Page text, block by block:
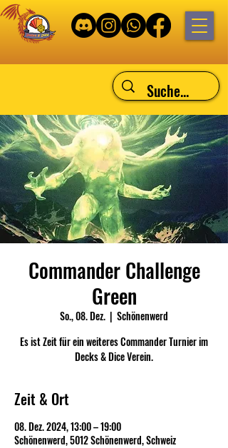
Commander Challenge
Green
So., 08. Dez.
  |
Schönenwerd
Es ist Zeit für ein weiteres Commander Turnier im
Decks & Dice Verein.
Zeit & Ort
08. Dez. 2024, 13:00 – 19:00
Schönenwerd, 5012 Schönenwerd, Schweiz